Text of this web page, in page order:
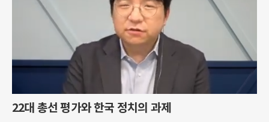
22대 총선 평가와 한국 정치의 과제